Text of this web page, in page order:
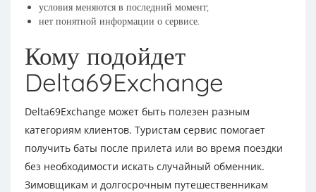
условия меняются в последний момент;
нет понятной информации о сервисе.
Кому подойдет
Delta69Exchange
Delta69Exchange может быть полезен разным
категориям клиентов. Туристам сервис помогает
получить баты после прилета или во время поездки
без необходимости искать случайный обменник.
Зимовщикам и долгосрочным путешественникам